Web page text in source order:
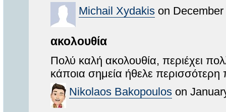
Michail Xydakis on
ακολουθία
Πολύ καλή ακολουθία, περιέχει
κάποια σημεία ήθελε περισσότερη
Nikolaos Bakopoulos on